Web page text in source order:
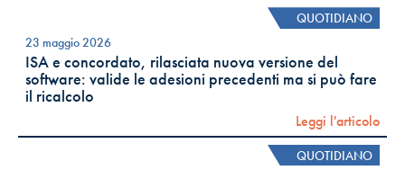
QUOTIDIANO
23 maggio 2026
ISA e concordato, rilasciata nuova versione del
software: valide le adesioni precedenti ma si può fare
il ricalcolo
Leggi l'articolo
QUOTIDIANO